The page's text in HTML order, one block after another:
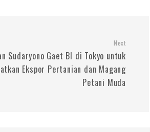
Next
Sudaryono Gaet BI di Tokyo untuk
Ekspor Pertanian dan Magang
Petani Muda